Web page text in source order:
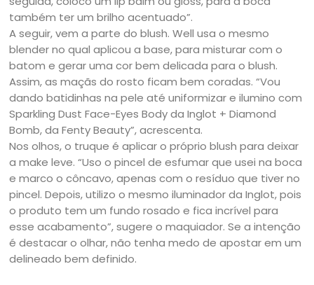
também ter um brilho acentuado”.
A seguir, vem a parte do blush. Well usa o mesmo
blender no qual aplicou a base, para misturar com o
batom e gerar uma cor bem delicada para o blush.
Assim, as maçãs do rosto ficam bem coradas. “Vou
dando batidinhas na pele até uniformizar e ilumino com
Sparkling Dust Face-Eyes Body da Inglot + Diamond
Bomb, da Fenty Beauty”, acrescenta.
Nos olhos, o truque é aplicar o próprio blush para deixar
a make leve. “Uso o pincel de esfumar que usei na boca
e marco o côncavo, apenas com o resíduo que tiver no
pincel. Depois, utilizo o mesmo iluminador da Inglot, pois
o produto tem um fundo rosado e fica incrível para
esse acabamento”, sugere o maquiador. Se a intenção
é destacar o olhar, não tenha medo de apostar em um
delineado bem definido.